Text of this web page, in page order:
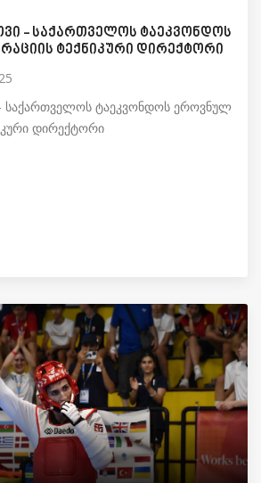
- საქართველოს ტაეკვონდოს
ტექნიკური დირექტორი
საქართველოს ტაეკვონდოს ეროვნულ
დირექტორი